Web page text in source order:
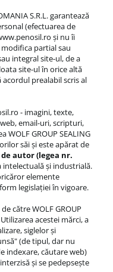
S.R.L. garantează
(efectuarea de
și nu îi
partial sau
integral site-ul, de a
site-ul în orice altă
prealabil scris al
- imagini, texte,
email-uri, scripturi,
GROUP SEALING
săi și este apărat de
autor (legea nr.
și industrială.
elemente
legislației în vigoare.
către WOLF GROUP
Utilizarea acestei mărci, a
siglelor și
(de tipul, dar nu
indexare, căutare web)
și se pedepsește